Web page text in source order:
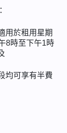
用於租用星期
8時至下午1時
均可享有半費